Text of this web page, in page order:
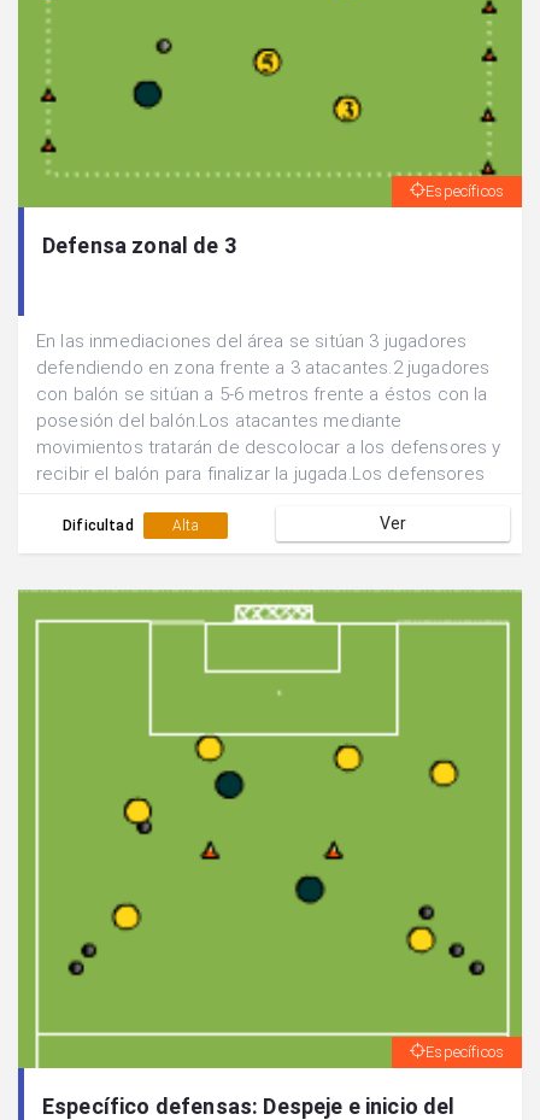
Específicos
Defensa zonal de 3
En las inmediaciones del área se sitúan 3 jugadores
defendiendo en zona frente a 3 atacantes.2 jugadores
con balón se sitúan a 5-6 metros frente a éstos con la
posesión del balón.Los atacantes mediante
movimientos tratarán de descolocar a los defensores y
recibir el balón para finalizar la jugada.Los defensores
marcaje, basculación....
Dificultad Alta Ver
Específicos
Específico defensas: Despeje e inicio del